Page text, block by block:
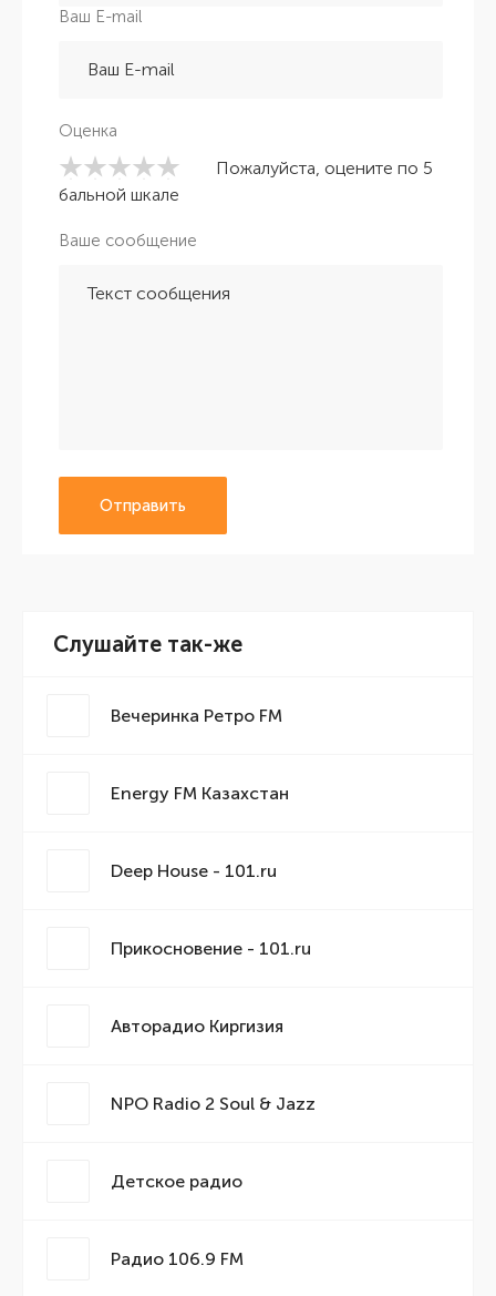
Ваш E-mail
Оценка
Пожалуйста, оцените по 5
бальной шкале
Ваше сообщение
Отправить
Слушайте так-же
Вечеринка Ретро FM
Energy FM Казахстан
Deep House - 101.ru
Прикосновение - 101.ru
Авторадио Киргизия
NPO Radio 2 Soul & Jazz
Детское радио
Радио 106.9 FM